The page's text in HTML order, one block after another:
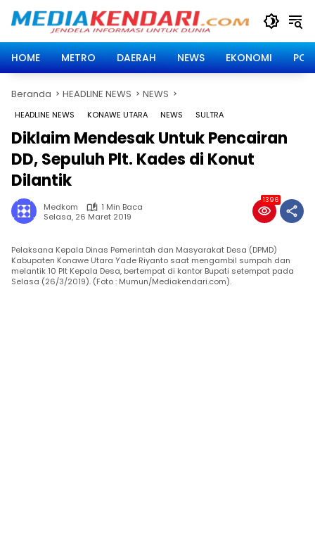
HOME
METRO DAERAH NEWS EKONOMI
Beranda HEADLINE NEWS NEWS
HEADLINE NEWS KONAWE UTARA NEWS SULTRA
Diklaim Mendesak Untuk Pencairan
DD, Sepuluh Plt. Kades di Konut
Dilantik
Medkom
1 Min Baca
Selasa, 26 Maret 2019
1396
Pelaksana Kepala Dinas Pemerintah dan Masyarakat Desa (DPMD)
Kabupaten Konawe Utara Yade Riyanto saat mengambil sumpah dan
melantik 10 Plt Kepala Desa, bertempat di kantor Bupati setempat pada
Selasa (26/3/2019). (Foto : Mumun/Mediakendari.com).